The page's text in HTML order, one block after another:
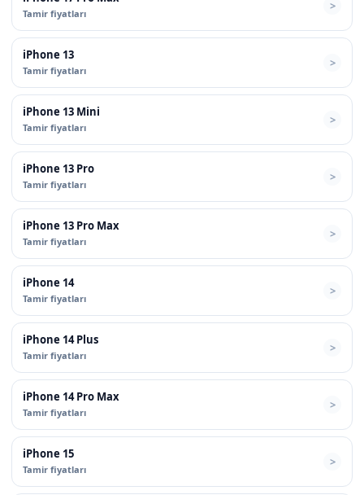
Tamir fiyatları
iPhone 13
Tamir fiyatları
iPhone 13 Mini
Tamir fiyatları
iPhone 13 Pro
Tamir fiyatları
iPhone 13 Pro Max
Tamir fiyatları
iPhone 14
Tamir fiyatları
iPhone 14 Plus
Tamir fiyatları
iPhone 14 Pro Max
Tamir fiyatları
iPhone 15
Tamir fiyatları